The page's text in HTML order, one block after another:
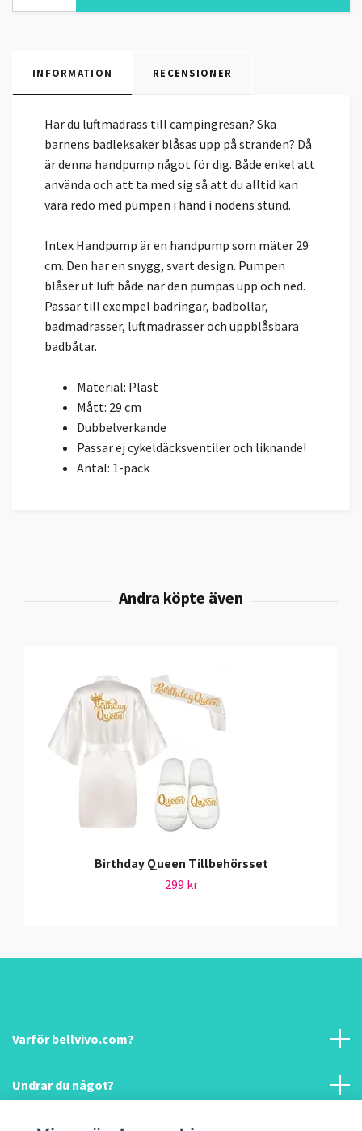
INFORMATION RECENSIONER
Har du luftmadrass till campingresan? Ska
barnens badleksaker blåsas upp på stranden? Då
är denna handpump något för dig. Både enkel att
använda och att ta med sig så att du alltid kan
vara redo med pumpen i hand i nödens stund.
Intex Handpump är en handpump som mäter 29
cm. Den har en snygg, svart design. Pumpen
blåser ut luft både när den pumpas upp och ned.
Passar till exempel badringar, badbollar,
badmadrasser, luftmadrasser och uppblåsbara
badbåtar.
Material: Plast
Mått: 29 cm
Dubbelverkande
Passar ej cykeldäcksventiler och liknande!
Antal: 1-pack
Birthday Queen Tillbehörsset
299 kr
Varför bellvivo.com?
Undrar du något?